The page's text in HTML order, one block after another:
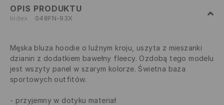
OPIS PRODUKTU
Index 048FN-93X
Męska bluza hoodie o luźnym kroju, uszyta z mieszanki
dzianin z dodatkiem bawełny fleecy. Ozdobą tego modelu
jest wszyty panel w szarym kolorze. Świetna baza
sportowych outfitów.
przyjemny w dotyku materiał